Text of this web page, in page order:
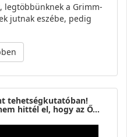
legtöbbünknek a Grimm-
jutnak eszébe, pedig
tehetségkutatóban!
hittél el, hogy az Ő…